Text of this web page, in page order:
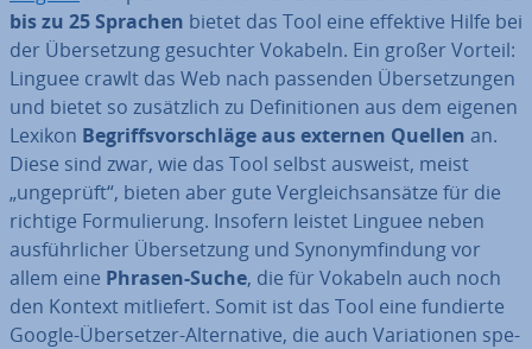
bis zu 25 Sprachen bietet das Tool eine effektive Hilfe bei
der Über­set­zung gesuchter Vokabeln. Ein großer Vorteil:
Linguee crawlt das Web nach passenden Über­set­zun­gen
und bietet so zu­sätz­lich zu De­fi­ni­tio­nen aus dem eigenen
Lexikon Be­griffs­vor­schlä­ge aus externen Quellen an.
Diese sind zwar, wie das Tool selbst ausweist, meist
„ungeprüft“, bieten aber gute Ver­gleichs­an­sät­ze für die
richtige For­mu­lie­rung. Insofern leistet Linguee neben
aus­führ­li­cher Über­set­zung und Syn­onym­fin­dung vor
allem eine Phrasen-Suche, die für Vokabeln auch noch
den Kontext mit­lie­fert. Somit ist das Tool eine fundierte
Google-Über­set­zer-Al­ter­na­ti­ve, die auch Va­ria­tio­nen spe­